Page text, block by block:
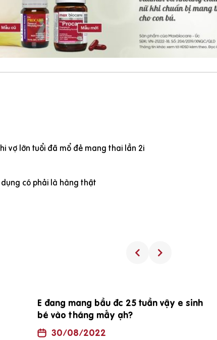
vợ lớn tuổi đã mổ đẻ mang thai lần 2i
có phải là hàng thật
Procare diamond có uống được trong
suốt thai kỳ không?
30/08/2022